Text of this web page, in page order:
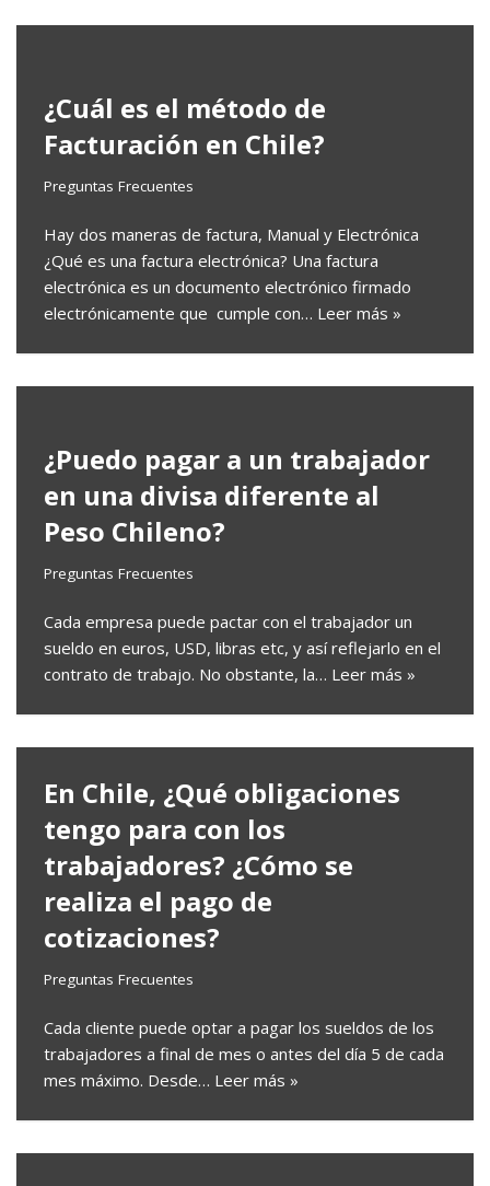
¿Cuál es el método de
Facturación en Chile?
Preguntas Frecuentes
Hay dos maneras de factura, Manual y Electrónica
¿Qué es una factura electrónica? Una factura
electrónica es un documento electrónico firmado
electrónicamente que cumple con… Leer más »
¿Puedo pagar a un trabajador
en una divisa diferente al
Peso Chileno?
Preguntas Frecuentes
Cada empresa puede pactar con el trabajador un
sueldo en euros, USD, libras etc, y así reflejarlo en el
contrato de trabajo. No obstante, la… Leer más »
En Chile, ¿Qué obligaciones
tengo para con los
trabajadores? ¿Cómo se
realiza el pago de
cotizaciones?
Preguntas Frecuentes
Cada cliente puede optar a pagar los sueldos de los
trabajadores a final de mes o antes del día 5 de cada
mes máximo. Desde… Leer más »